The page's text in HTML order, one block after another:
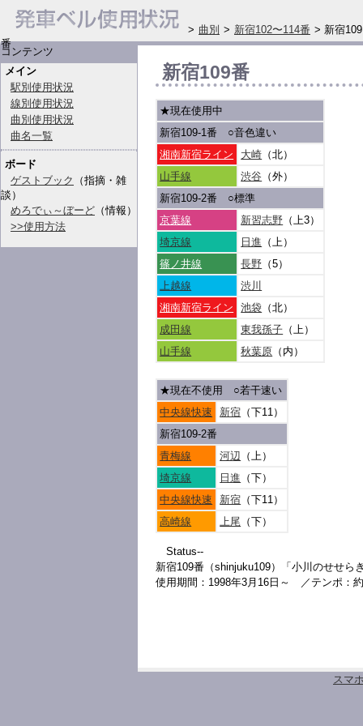
コンテンツ
メイン
駅別使用状況
線別使用状況
曲別使用状況
曲名一覧
ボード
ゲストブック
（指摘・雑
談）
めろでぃ～ぼーど （情報）
>>使用方法
新宿109番
★現在使用中
新宿109-1番 ○音色違い
湘南新宿ライン
大崎 （北）
山手線
渋谷 （外）
新宿109-2番 ○標準
京葉線
新習志野 （上3）
埼京線
日進 （上）
篠ノ井線
長野 （5）
上越線
渋川
湘南新宿ライン
池袋 （北）
成田線
東我孫子 （上）
山手線
秋葉原 （内）
★現在不使用 ○若干速い
中央線快速
新宿 （下11）
新宿109-2番
青梅線
河辺 （上）
埼京線
日進 （下）
中央線快速
新宿 （下11）
高崎線
上尾 （下）
Status--
新宿109番（shinjuku109）「小川のせせら
使用期間：1998年3月16日～ ／テンポ：
スマ
> 曲別 > 新宿102〜114番 > 新宿109
番